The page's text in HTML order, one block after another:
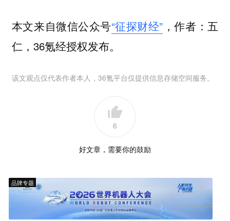
本文来自微信公众号“征探财经” ，作者：五
仁，36氪经授权发布。
该文观点仅代表作者本人，36氪平台仅提供信息存储空间服务。
6
好文章，需要你的鼓励
品牌专题